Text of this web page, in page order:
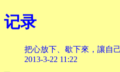
记录
把心放下、歇下來，讓自
2013-3-22 11:22